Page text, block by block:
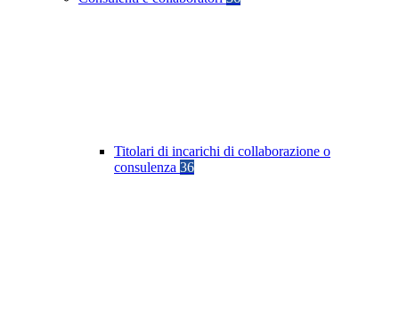
Titolari di incarichi di collaborazione o
consulenza 36